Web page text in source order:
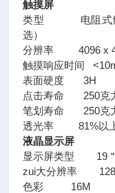
触摸屏
类型 电阻式触
选）
分辨率 4096 x
触摸响应时间
表面硬度 3H
点击寿命 250克
笔划寿命 250克
透光率 81%以
液晶显示屏
显示屏类型 19＂
zui大分辨率
色彩 16M